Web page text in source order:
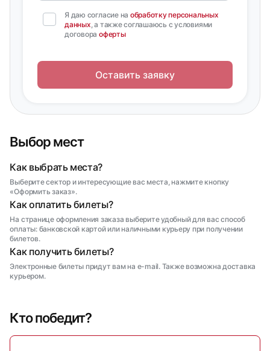
Выбор мест
Как выбрать места?
Выберите сектор и интересующие вас места, нажмите кнопку
«Оформить заказ».
Как оплатить билеты?
На странице оформления заказа выберите удобный для вас способ
оплаты: банковской картой или наличными курьеру при получении
билетов.
Как получить билеты?
Электронные билеты придут вам на e-mail. Также возможна доставка
курьером.
Я даю согласие на обработку персональных
данных, а также соглашаюсь с условиями
договора оферты
Оставить заявку
Кто победит?